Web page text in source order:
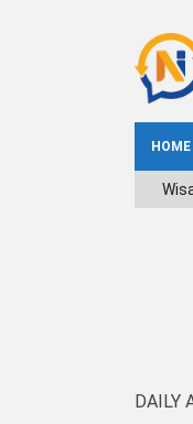
HOME
DAILY